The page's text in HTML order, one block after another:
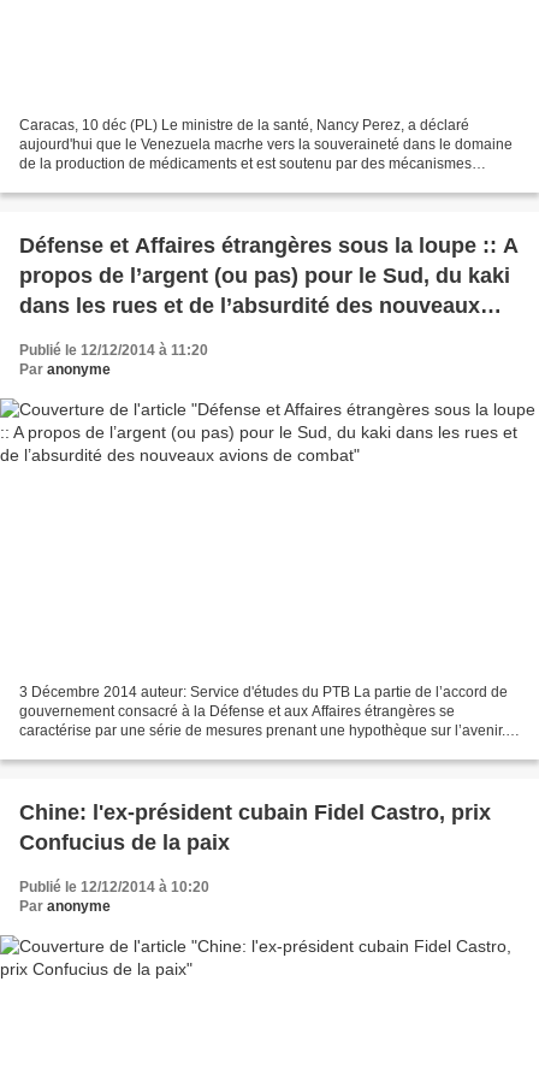
Caracas, 10 déc (PL) Le ministre de la santé, Nancy Perez, a déclaré
aujourd'hui que le Venezuela macrhe vers la souveraineté dans le domaine
de la production de médicaments et est soutenu par des mécanismes
Défense et Affaires étrangères sous la loupe :: A
propos de l’argent (ou pas) pour le Sud, du kaki
dans les rues et de l’absurdité des nouveaux
avions de combat
Publié le 12/12/2014 à 11:20
Par anonyme
3 Décembre 2014 auteur: Service d'études du PTB La partie de l’accord de
gouvernement consacré à la Défense et aux Affaires étrangères se
caractérise par une série de mesures prenant une hypothèque sur l’avenir.
Chine: l'ex-président cubain Fidel Castro, prix
Confucius de la paix
Publié le 12/12/2014 à 10:20
Par anonyme